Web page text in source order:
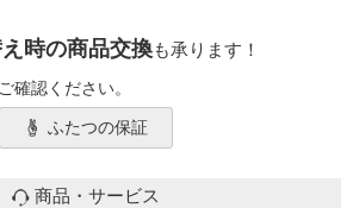
時の商品交換も承ります！
確認ください。
ふたつの保証
商品・サービス